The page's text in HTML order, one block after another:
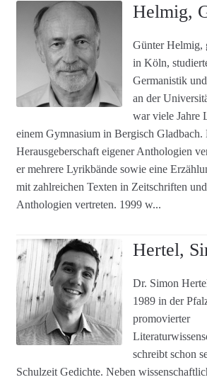
Helmig,
Günter Helmig,
in Köln,
Germanistik
an der
war viele Jahre
einem Gymnasium in Bergisch Gladbach.
Herausgeberschaft eigener Anthologien
er mehrere Lyrikbände sowie eine
mit zahlreichen Texten in Zeitschriften und
Anthologien vertreten. 1999 w...
Hertel,
Dr. Simon
1989 in der
promovierter
schreibt schon
Schulzeit Gedichte. Neben